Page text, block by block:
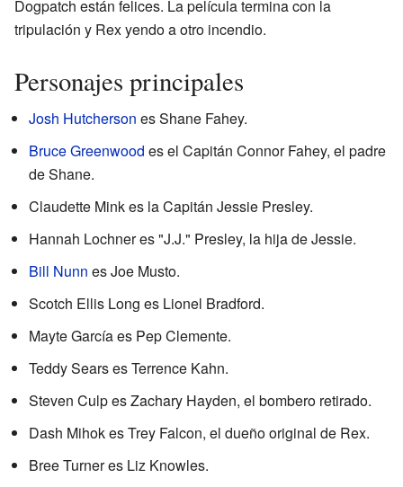
Dogpatch están felices. La película termina con la
tripulación y Rex yendo a otro incendio.
Personajes principales
Josh Hutcherson es Shane Fahey.
Bruce Greenwood es el Capitán Connor Fahey, el padre
de Shane.
Claudette Mink es la Capitán Jessie Presley.
Hannah Lochner es "J.J." Presley, la hija de Jessie.
Bill Nunn es Joe Musto.
Scotch Ellis Long es Lionel Bradford.
Mayte García es Pep Clemente.
Teddy Sears es Terrence Kahn.
Steven Culp es Zachary Hayden, el bombero retirado.
Dash Mihok es Trey Falcon, el dueño original de Rex.
Bree Turner es Liz Knowles.